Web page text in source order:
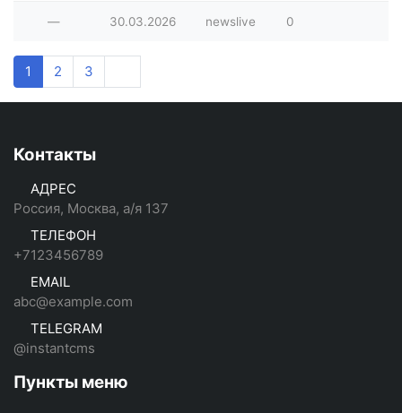
— 30.03.2026 newslive 0
1 2 3
Контакты
АДРЕС
Россия, Москва, а/я 137
ТЕЛЕФОН
+7123456789
EMAIL
abc@example.com
TELEGRAM
@instantcms
Пункты меню